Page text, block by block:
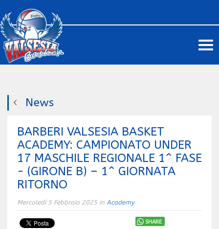
News
BARBERI VALSESIA BASKET
ACADEMY: CAMPIONATO UNDER
17 MASCHILE REGIONALE 1^ FASE
- (GIRONE B) – 1^ GIORNATA
RITORNO
Mercoledì 5 Febbraio 2025 in Academy
SHARE